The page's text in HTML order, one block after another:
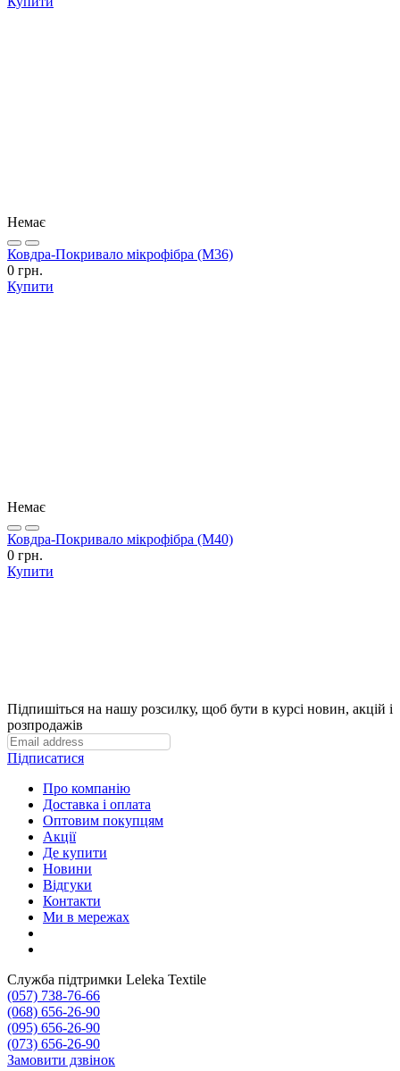
Немає
Ковдра-Покривало мікрофібра (М36)
0 грн.
Купити
Немає
Ковдра-Покривало мікрофібра (М40)
0 грн.
Купити
Підпишіться на нашу розсилку, щоб бути в курсі новин, акцій і
розпродажів
Підписатися
Про компанію
Доставка і оплата
Оптовим покупцям
Акції
Де купити
Новини
Відгуки
Контакти
Ми в мережах
Служба підтримки Leleka Textile
(057) 738-76-66
(068) 656-26-90
(095) 656-26-90
(073) 656-26-90
Замовити дзвінок